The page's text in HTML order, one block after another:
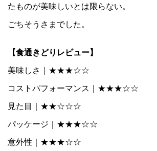
たものが美味しいとは限らない。
ごちそうさまでした。
【食通きどりレビュー】
美味しさ｜★★★☆☆
コストパフォーマンス｜★★★☆☆
見た目｜★★☆☆☆
パッケージ｜★★★☆☆
意外性｜★★★☆☆